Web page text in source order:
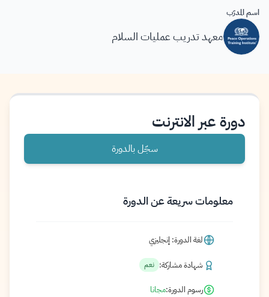
اسم المدرّب
معهد تدريب عمليات السلام
دورة عبر الانترنت
سجّل بالدورة
معلومات سريعة عن الدورة
لغة الدورة: إنجليزي
شهادة مشاركة: نعم
رسوم الدورة:مجانا